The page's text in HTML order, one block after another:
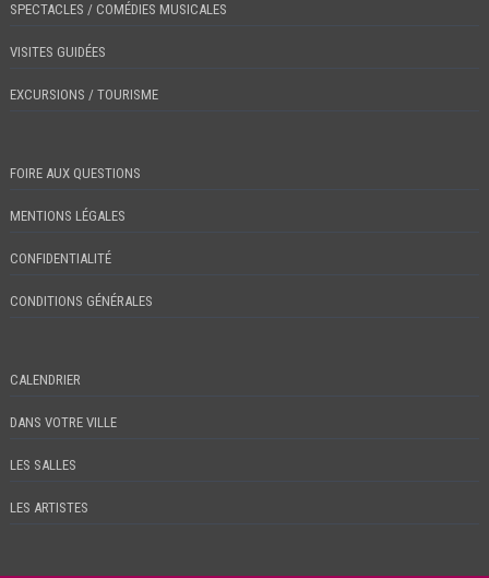
SPECTACLES / COMÉDIES MUSICALES
VISITES GUIDÉES
EXCURSIONS / TOURISME
FOIRE AUX QUESTIONS
MENTIONS LÉGALES
CONFIDENTIALITÉ
CONDITIONS GÉNÉRALES
CALENDRIER
DANS VOTRE VILLE
LES SALLES
LES ARTISTES